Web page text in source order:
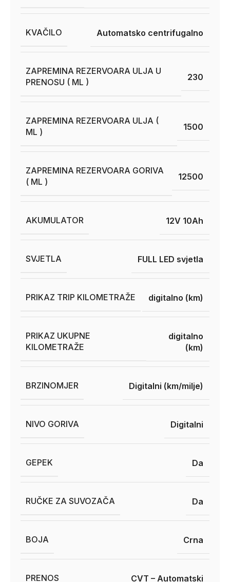
KVAČILO Automatsko centrifugalno
ZAPREMINA REZERVOARA ULJA U
PRENOSU ( ML )
230
ZAPREMINA REZERVOARA ULJA (
ML )
1500
ZAPREMINA REZERVOARA GORIVA
( ML )
12500
AKUMULATOR 12V 10Ah
SVJETLA FULL LED svjetla
PRIKAZ TRIP KILOMETRAŽE digitalno (km)
PRIKAZ UKUPNE
KILOMETRAŽE
digitalno
(km)
BRZINOMJER Digitalni (km/milje)
NIVO GORIVA Digitalni
GEPEK Da
RUČKE ZA SUVOZAČA Da
BOJA Crna
PRENOS CVT – Automatski